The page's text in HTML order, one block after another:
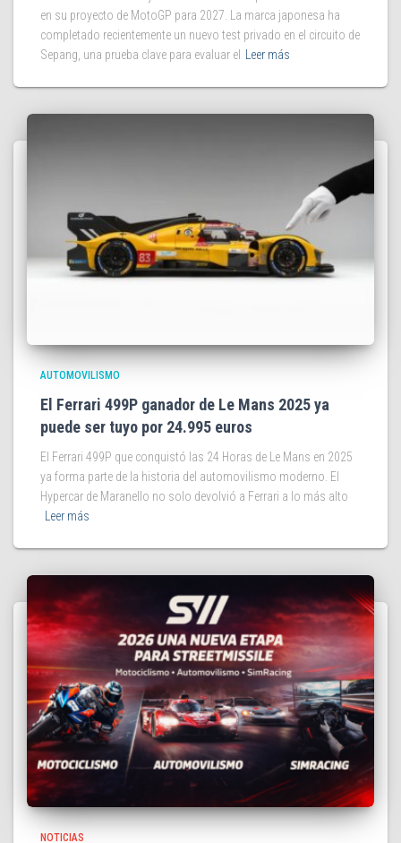
en su proyecto de MotoGP para 2027. La marca japonesa ha
completado recientemente un nuevo test privado en el circuito de
Sepang, una prueba clave para evaluar el
Leer más
AUTOMOVILISMO
El Ferrari 499P ganador de Le Mans 2025 ya
puede ser tuyo por 24.995 euros
El Ferrari 499P que conquistó las 24 Horas de Le Mans en 2025
ya forma parte de la historia del automovilismo moderno. El
Hypercar de Maranello no solo devolvió a Ferrari a lo más alto
Leer más
NOTICIAS